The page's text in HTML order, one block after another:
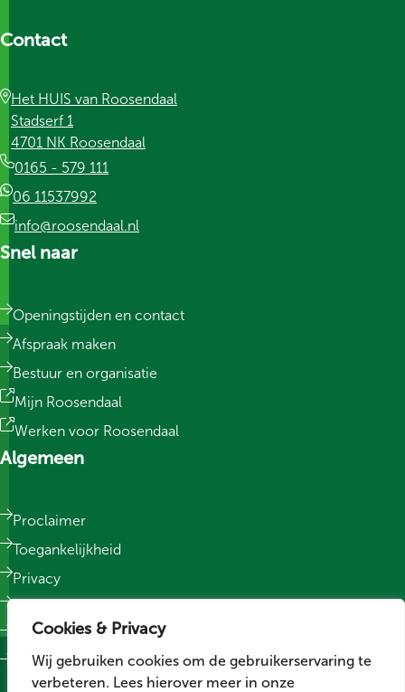
Cookies & Privacy
Wij gebruiken cookies om de gebruikerservaring te
verbeteren. Lees hierover meer in onze
Contact
Het HUIS van Roosendaal
Stadserf 1
4701 NK Roosendaal
0165 - 579 111
06 11537992
info@roosendaal.nl
Snel naar
Openingstijden en contact
Afspraak maken
Bestuur en organisatie
Mijn Roosendaal
Werken voor Roosendaal
Algemeen
Proclaimer
Toegankelijkheid
Privacy
Sitemap
Cookievoorkeuren wijzigen